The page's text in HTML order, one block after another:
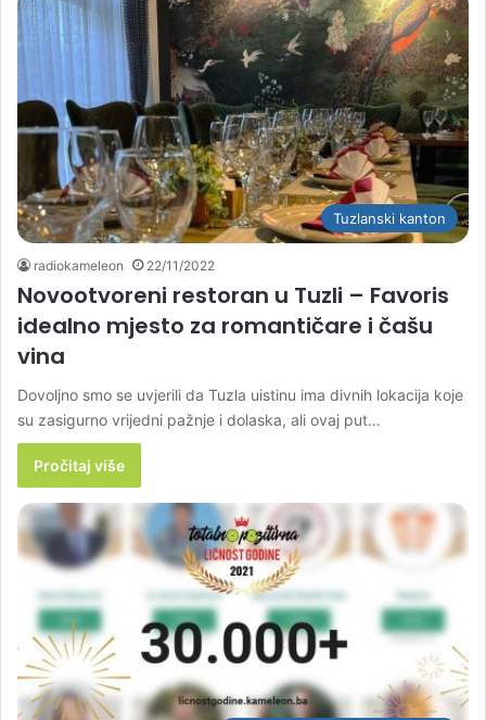
Tuzlanski kanton
radiokameleon 22/11/2022
Novootvoreni restoran u Tuzli – Favoris
idealno mjesto za romantičare i čašu
vina
Dovoljno smo se uvjerili da Tuzla uistinu ima divnih lokacija koje
su zasigurno vrijedni pažnje i dolaska, ali ovaj put…
Pročitaj više